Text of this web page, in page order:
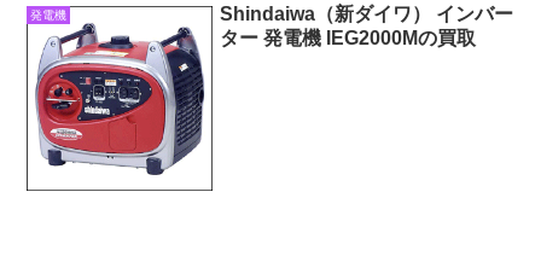
発電機
Shindaiwa（新ダイワ） インバー
ター 発電機 IEG2000Mの買取